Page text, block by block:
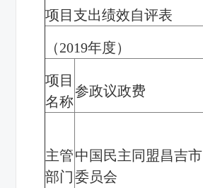
项目支出绩效自评表
（2019年度）
项目
名称
参政议政费
主管
部门
中国民主同盟昌吉市
委员会